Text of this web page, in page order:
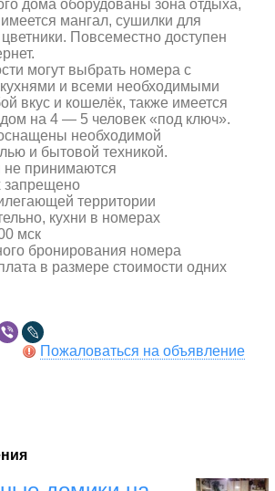
дома оборудованы зона отдыха,
мангал, сушилки для
Повсеместно доступен
могут выбрать номера с
и всеми необходимыми
вкус и кошелёк, также имеется
на 4 — 5 человек «под ключ».
необходимой
и бытовой техникой.
не принимаются
запрещено
территории
кухни в номерах
мск
бронирования номера
в размере стоимости одних
Пожаловаться на объявление